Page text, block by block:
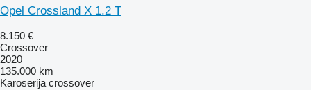
Opel Crossland X 1.2 T
8.150 €
Crossover
2020
135.000 km
Karoserija crossover